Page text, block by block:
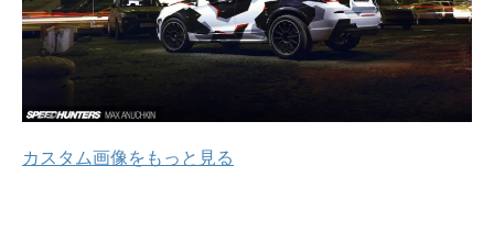
カスタム画像をもっと見る